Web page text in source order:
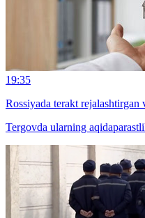
19:35
Rossiyada terakt
Tergovda ularning